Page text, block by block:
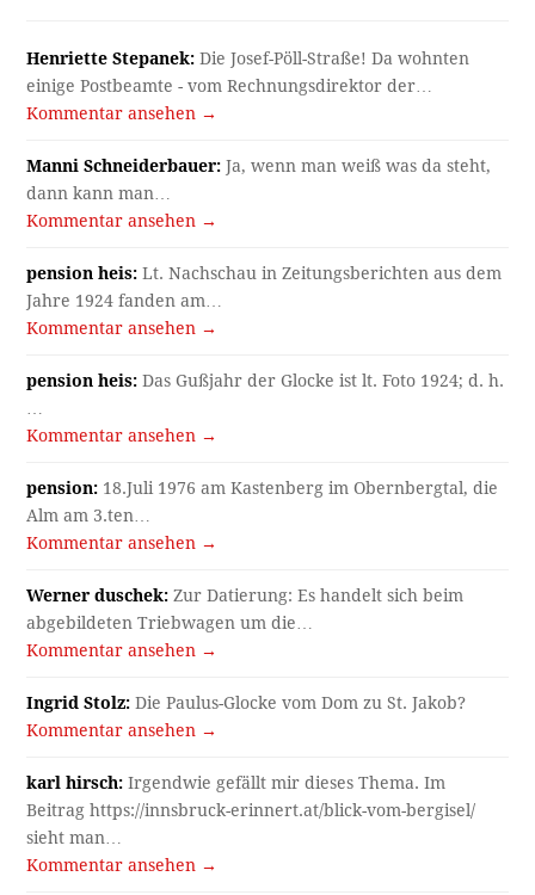
Henriette Stepanek: Die Josef-Pöll-Straße! Da wohnten
einige Postbeamte - vom Rechnungsdirektor der…
Kommentar ansehen →
Manni Schneiderbauer: Ja, wenn man weiß was da steht,
dann kann man…
Kommentar ansehen →
pension heis: Lt. Nachschau in Zeitungsberichten aus dem
Jahre 1924 fanden am…
Kommentar ansehen →
pension heis: Das Gußjahr der Glocke ist lt. Foto 1924; d. h.
Kommentar ansehen →
pension: 18.Juli 1976 am Kastenberg im Obernbergtal, die
Alm am 3.ten…
Kommentar ansehen →
Werner duschek: Zur Datierung: Es handelt sich beim
abgebildeten Triebwagen um die…
Kommentar ansehen →
Ingrid Stolz: Die Paulus-Glocke vom Dom zu St. Jakob?
Kommentar ansehen →
karl hirsch: Irgendwie gefällt mir dieses Thema. Im
Beitrag https://innsbruck-erinnert.at/blick-vom-bergisel/
sieht man…
Kommentar ansehen →